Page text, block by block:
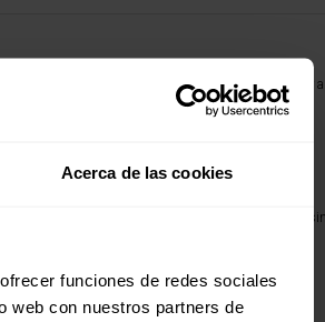
Acerca de las cookies
funciones de redes sociales
web con nuestros partners de
de adaptabilidad, de durabilidad y de volver
mantequilla.
visco de 80Kgs/m3, en un entorno presupuestario